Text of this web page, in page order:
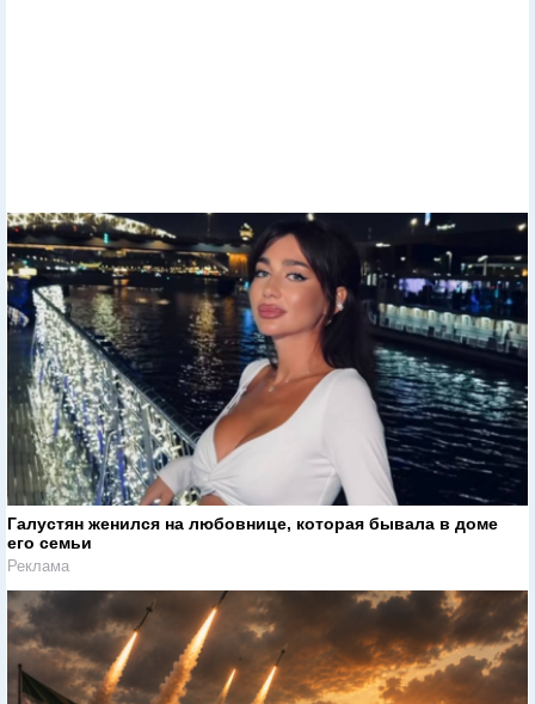
Галустян женился на любовнице, которая бывала в доме
его семьи
Реклама